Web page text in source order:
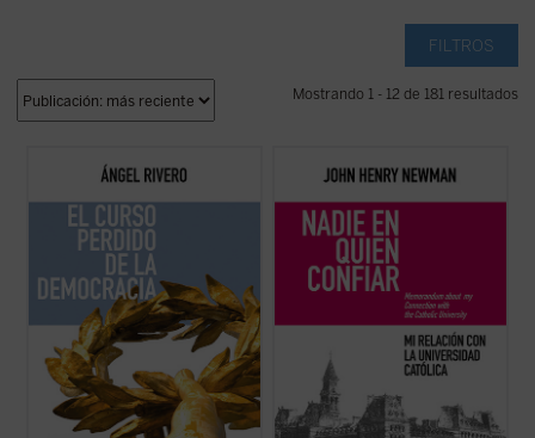
FILTROS
Mostrando 1 - 12 de 181 resultados
Apelando a una rica tradición de
pensamiento que hunde sus raíces en la
Juan de Mariana, Rivero analiza con
agudeza cómo el consenso constitucional
de 1978 se ha visto fracturado por la
(ver ficha)
Este libro recupera el memorando
definitivo redactado por Newman en 1873
lamentable fracaso. El autor desgrana sus
constantes desencuentros con el
arzobispo Paul Cullen y la jerarquía
(ver ficha)